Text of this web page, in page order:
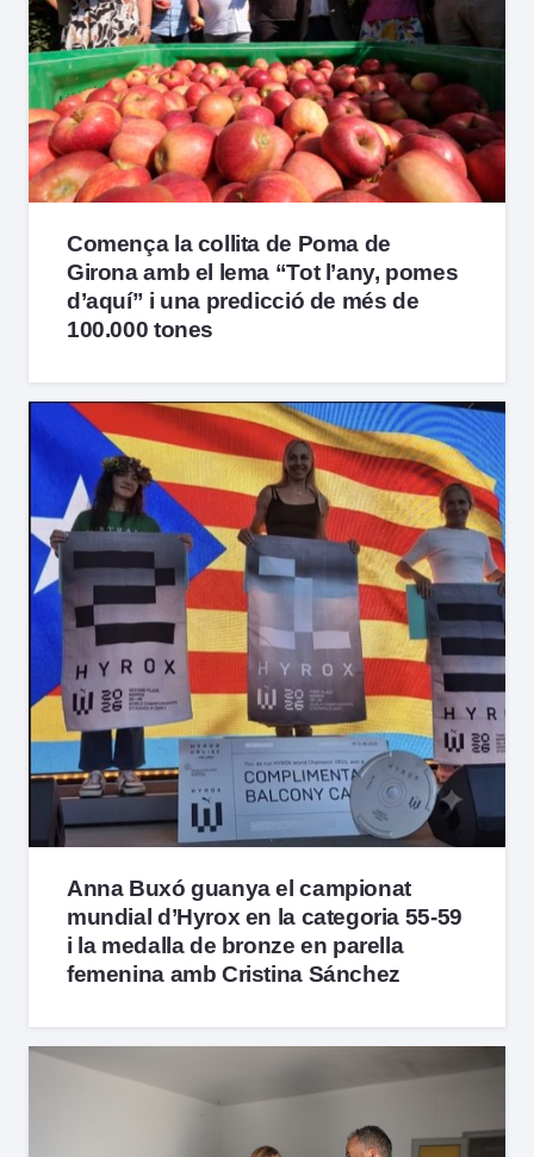
Comença la collita de Poma de
Girona amb el lema “Tot l’any, pomes
d’aquí” i una predicció de més de
100.000 tones
Anna Buxó guanya el campionat
mundial d’Hyrox en la categoria 55-59
i la medalla de bronze en parella
femenina amb Cristina Sánchez